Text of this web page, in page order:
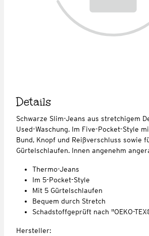
Details
Schwarze Slim-Jeans aus stretchigem
Used-Waschung. Im Five-Pocket-Style
Bund, Knopf und Reißverschluss sowie
Gürtelschlaufen. Innen angenehm
Thermo-Jeans
Im 5-Pocket-Style
Mit 5 Gürtelschlaufen
Bequem durch Stretch
Schadstoffgeprüft nach "OEKO-
Hersteller: